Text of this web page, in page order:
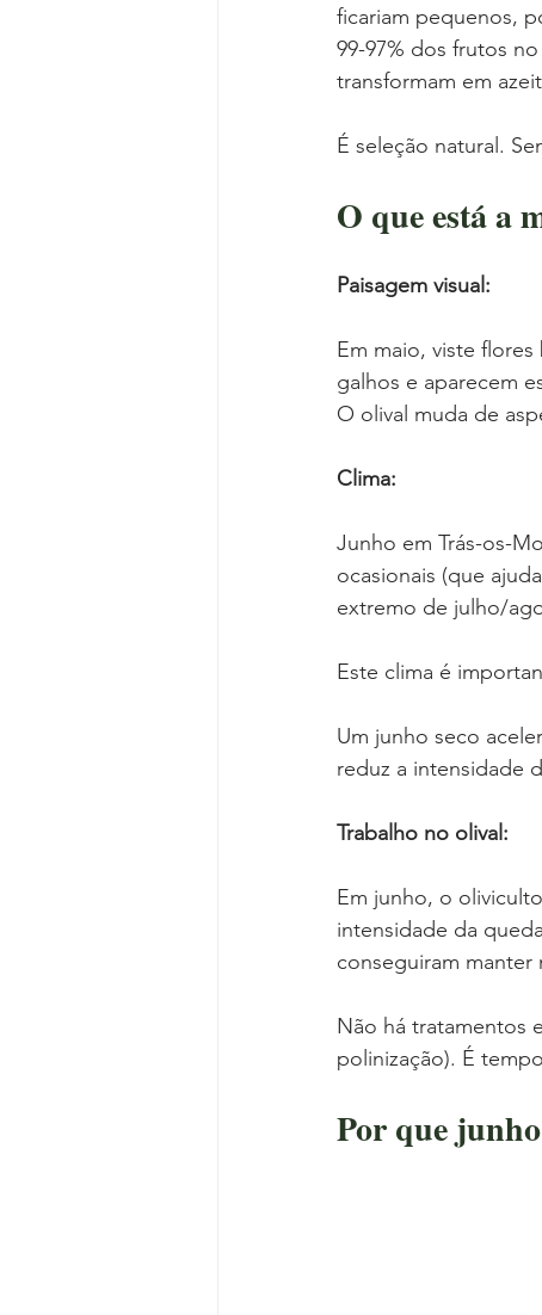
ficariam pequenos,
99-97% dos frutos
transformam em
É seleção natural.
O que está a
Paisagem visual:
Em maio, viste
galhos e aparecem
O olival muda de
Clima:
Junho em Trás-os-
ocasionais (que
extremo de julho/
Este clima é
Um junho seco
reduz a intensidade
Trabalho no olival:
Em junho, o
intensidade da
conseguiram
Não há tratamentos
polinização). É
Por que